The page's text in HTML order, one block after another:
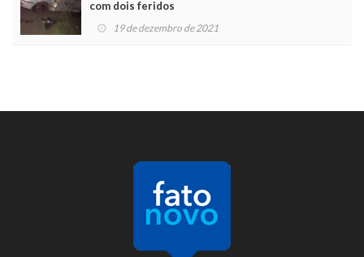
com dois feridos
19 de dezembro de 2021